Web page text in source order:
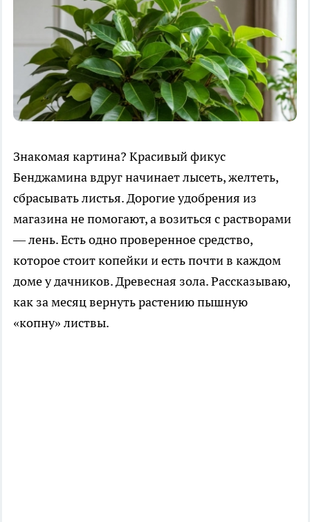
Знакомая картина? Красивый фикус
Бенджамина вдруг начинает лысеть, желтеть,
сбрасывать листья. Дорогие удобрения из
магазина не помогают, а возиться с растворами
— лень. Есть одно проверенное средство,
которое стоит копейки и есть почти в каждом
доме у дачников. Древесная зола. Рассказываю,
как за месяц вернуть растению пышную
«копну» листвы.